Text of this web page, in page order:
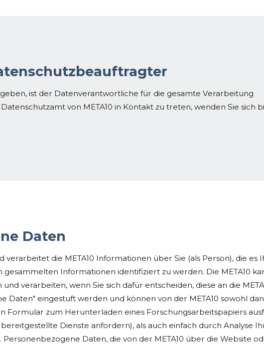
ist der Datenverantwortliche für die gesamte Verarbeitung
von META10 in Kontakt zu treten, wenden Sie sich
Daten
die META10 Informationen über Sie (als Person), die es
Informationen identifiziert zu werden. Die META10
verarbeiten, wenn Sie sich dafür entscheiden, diese an die
eingestuft werden und können von der META10 sowohl
Formular zum Herunterladen eines Forschungsarbeitspapiers
Dienste anfordern), als auch einfach durch Analyse
Daten, die von der META10 über die Website